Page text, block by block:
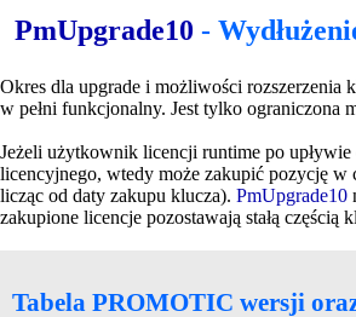
PmUpgrade10 -
Okres dla upgrade i możliwości rozszerzenia
w pełni funkcjonalny. Jest tylko ograniczona
Jeżeli użytkownik licencji runtime po
licencyjnego, wtedy może zakupić pozycję w
licząc od daty zakupu klucza). PmUpgrade10
zakupione licencje pozostawają stałą
Tabela PROMOTIC wersji